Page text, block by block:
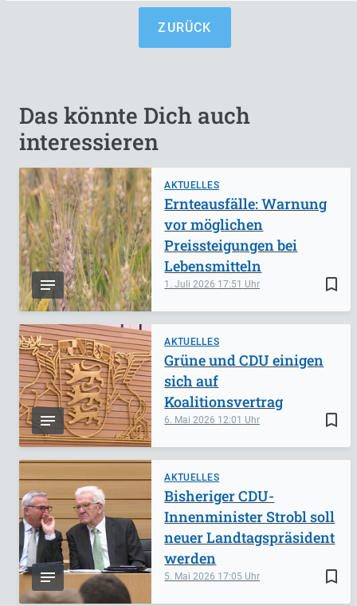
ZURÜCK
Das könnte Dich auch
interessieren
AKTUELLES
bookmark_border
1. Juli 2026 17:51
Ernteausfälle: Warnung
vor möglichen
Preissteigungen bei
Lebensmitteln
AKTUELLES
bookmark_border
6. Mai 2026 12:01
Grüne und CDU einigen
sich auf
Koalitionsvertrag
AKTUELLES
bookmark_border
5. Mai 2026 17:05
Bisheriger CDU-
Innenminister Strobl soll
neuer Landtagspräsident
werden